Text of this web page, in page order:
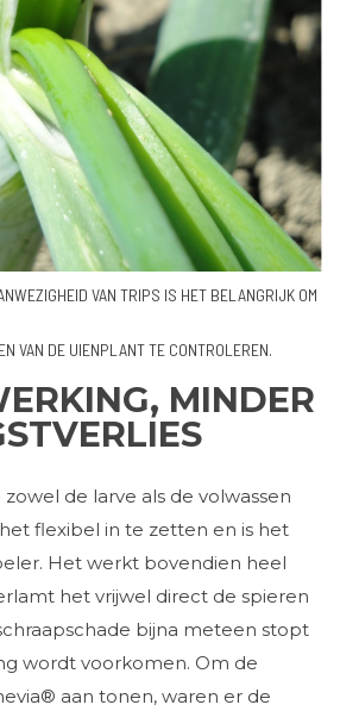
VAN TRIPS IS HET BELANGRIJK OM
VAN DE UIENPLANT TE CONTROLEREN.
MINDER
de larve als de volwassen
flexibel in te zetten en is het
Het werkt bovendien heel
het vrijwel direct de spieren
bijna meteen stopt
wordt voorkomen. Om de
aan tonen, waren er de